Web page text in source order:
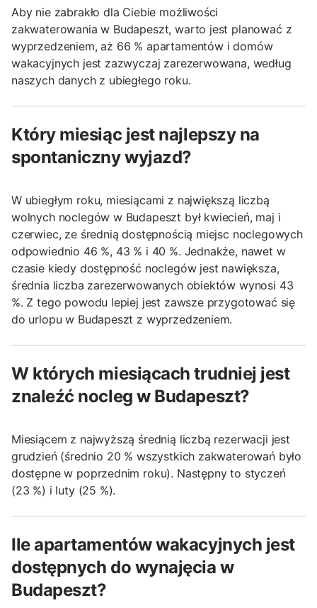
Aby nie zabrakło dla Ciebie możliwości
zakwaterowania w Budapeszt, warto jest planować z
wyprzedzeniem, aż 66 % apartamentów i domów
wakacyjnych jest zazwyczaj zarezerwowana, według
naszych danych z ubiegłego roku.
Który miesiąc jest najlepszy na
spontaniczny wyjazd?
W ubiegłym roku, miesiącami z największą liczbą
wolnych noclegów w Budapeszt był kwiecień, maj i
czerwiec, ze średnią dostępnością miejsc noclegowych
odpowiednio 46 %, 43 % i 40 %. Jednakże, nawet w
czasie kiedy dostępność noclegów jest nawiększa,
średnia liczba zarezerwowanych obiektów wynosi 43
%. Z tego powodu lepiej jest zawsze przygotować się
do urlopu w Budapeszt z wyprzedzeniem.
W których miesiącach trudniej jest
znaleźć nocleg w Budapeszt?
Miesiącem z najwyższą średnią liczbą rezerwacji jest
grudzień (średnio 20 % wszystkich zakwaterowań było
dostępne w poprzednim roku). Następny to styczeń
(23 %) i luty (25 %).
Ile apartamentów wakacyjnych jest
dostępnych do wynajęcia w
Budapeszt?